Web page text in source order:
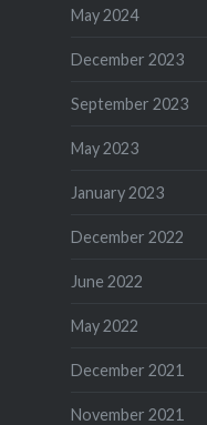
May 2024
December 2023
September 2023
May 2023
January 2023
December 2022
June 2022
May 2022
December 2021
November 2021